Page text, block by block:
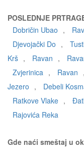
POSLEDNJE
Dobričin Ubao ,
Djevojački Do ,
Krš , Ravan ,
Zvjerinica , Ravan ,
Jezero , Debeli
Ratkove Vlake ,
Rajovića Reka
Gde naći smeštaj u